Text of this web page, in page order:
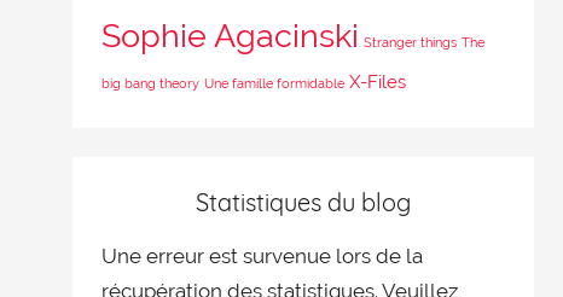
Sophie Agacinski Stranger things The
big bang theory Une famille formidable X-Files
Statistiques du blog
Une erreur est survenue lors de la
récupération des statistiques. Veuillez